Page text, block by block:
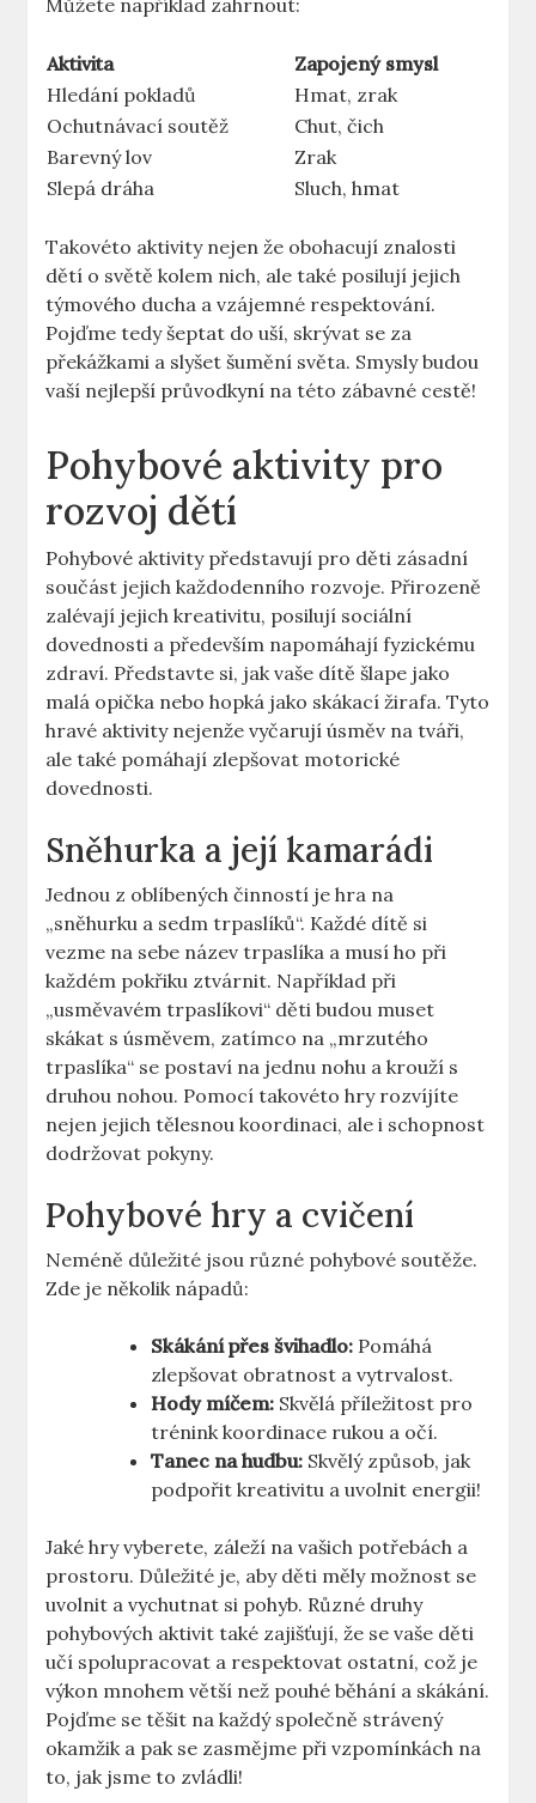
Můžete například zahrnout:
Aktivita
Zapojený smysl
Hledání pokladů
Hmat, zrak
Ochutnávací ​soutěž
Chut,​ čich
Barevný lov
Zrak
Slepá ‌dráha
Sluch, hmat
Takovéto ‌aktivity ⁤nejen že obohacují‍ znalosti
dětí o světě kolem nich, ale⁣ také posilují⁤ jejich
týmového ducha⁤ a vzájemné respektování.
Pojďme tedy šeptat do uší, skrývat ‍se za​
překážkami⁣ a slyšet⁢ šumění světa. Smysly⁢ budou
vaší ‍nejlepší průvodkyní na této⁤ zábavné cestě!
Pohybové aktivity pro
rozvoj dětí
Pohybové⁢ aktivity představují pro⁤ děti zásadní
součást jejich každodenního rozvoje. ‍Přirozeně
zalévají⁤ jejich ‍kreativitu, posilují sociální ​
dovednosti a především napomáhají‌ fyzickému
zdraví.⁤ Představte si, ⁤jak vaše dítě šlape jako⁤
malá opička⁤ nebo hopká jako ‌skákací ⁣žirafa. Tyto
hravé aktivity nejenže vyčarují úsměv na​ tváři,
ale také pomáhají zlepšovat motorické
dovednosti.
Sněhurka a její kamarádi
Jednou z oblíbených činností je hra​ na
„sněhurku ⁢a sedm ​trpaslíků“. Každé dítě si
vezme na sebe název⁣ trpaslíka a musí ho při
každém pokřiku ztvárnit. Například při
„usměvavém trpaslíkovi“ děti​ budou muset⁣
skákat s úsměvem, ⁤zatímco​ na „mrzutého
trpaslíka“ se postaví na jednu nohu a ‍krouží s
druhou nohou. Pomocí takovéto hry rozvíjíte
nejen jejich tělesnou koordinaci, ale i ⁣schopnost
dodržovat‍ pokyny.
Pohybové⁤ hry⁤ a⁣ cvičení
Neméně‍ důležité ⁣jsou různé pohybové soutěže.
Zde je několik nápadů:
Skákání přes švihadlo: Pomáhá
zlepšovat obratnost ⁤a vytrvalost.
Hody míčem: ​Skvělá příležitost pro
trénink koordinace rukou⁢ a očí.
Tanec​ na hudbu: Skvělý způsob, ‌jak
podpořit kreativitu‍ a‌ uvolnit energii!
Jaké ⁢hry vyberete, záleží‌ na vašich potřebách a
prostoru. Důležité je, aby děti měly⁢ možnost se
uvolnit a vychutnat si pohyb. Různé druhy
pohybových aktivit také ⁤zajišťují, že se vaše děti​
učí ‌spolupracovat a respektovat⁢ ostatní, což ‌je
výkon mnohem ​větší než pouhé běhání a skákání.
Pojďme se těšit⁤ na každý společně‌ strávený‍
okamžik a pak se zasmějme‌ při vzpomínkách na
to, ‌jak jsme‍ to zvládli!